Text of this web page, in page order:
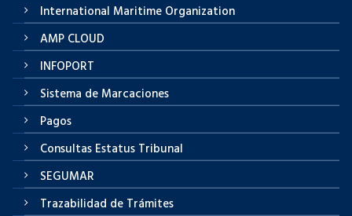
International Maritime Organization
AMP CLOUD
INFOPORT
Sistema de Marcaciones
Pagos
Consultas Estatus Tribunal
SEGUMAR
Trazabilidad de Trámites